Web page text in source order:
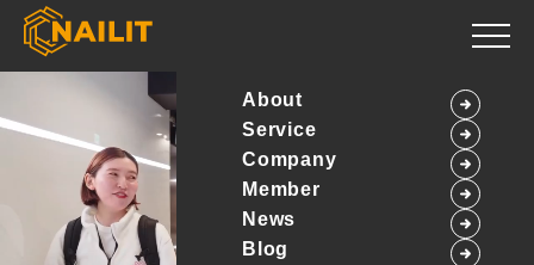
About
Service
Company
Member
News
Blog